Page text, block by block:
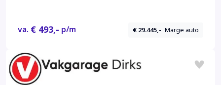
va. € 493,- p/m € 29.445,- Marge auto